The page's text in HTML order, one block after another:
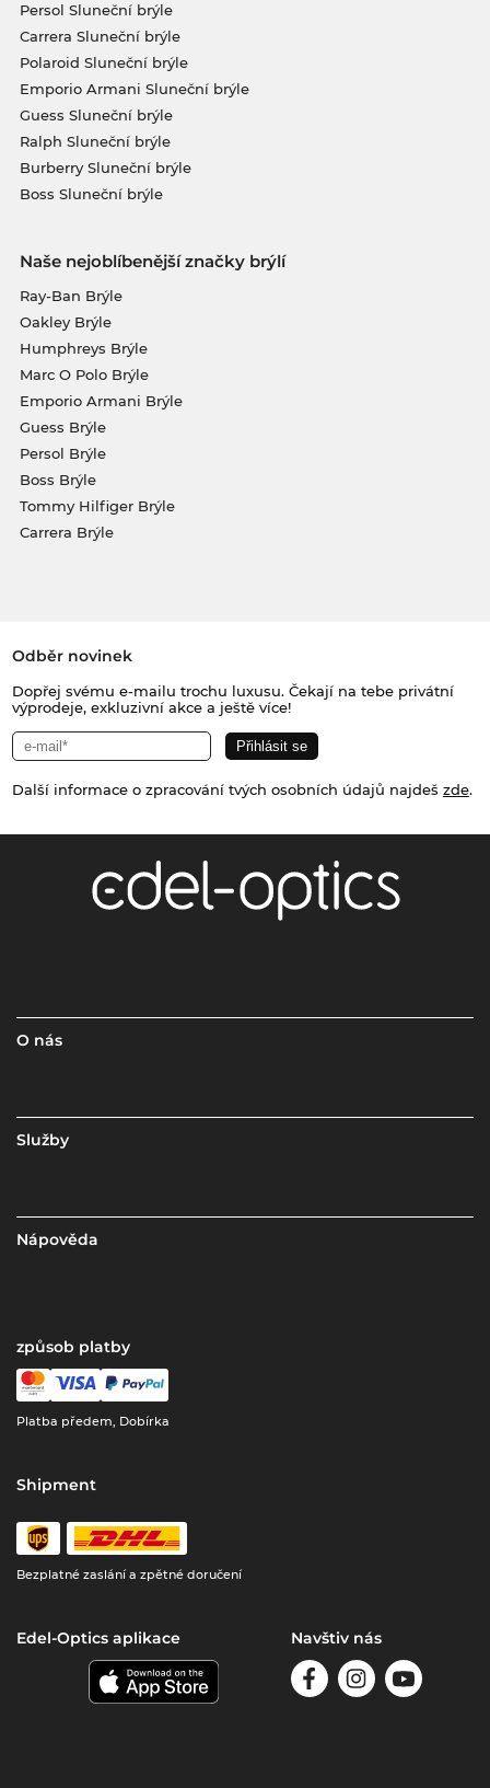
Persol Sluneční brýle
Carrera Sluneční brýle
Polaroid Sluneční brýle
Emporio Armani Sluneční brýle
Guess Sluneční brýle
Ralph Sluneční brýle
Burberry Sluneční brýle
Boss Sluneční brýle
Naše nejoblíbenější značky brýlí
Ray-Ban Brýle
Oakley Brýle
Humphreys Brýle
Marc O Polo Brýle
Emporio Armani Brýle
Guess Brýle
Persol Brýle
Boss Brýle
Tommy Hilfiger Brýle
Carrera Brýle
Odběr novinek
Dopřej svému e-mailu trochu luxusu. Čekají na tebe privátní
výprodeje, exkluzivní akce a ještě více!
Další informace o zpracování tvých osobních údajů najdeš zde.
O nás
Služby
Nápověda
způsob platby
Platba předem, Dobírka
Shipment
Bezplatné zaslání a zpětné doručení
Edel-Optics aplikace Navštiv nás